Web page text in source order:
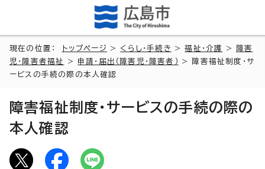
現在の位置： トップページ > くらし・手続き >福祉・介護 >
障害
児・障害者福祉
> 申請・届出（障害児・障害者）
> 障害福祉制度・サ
ービスの手続の際の本人確認
障害福祉制度・サービスの手続の際の
本人確認